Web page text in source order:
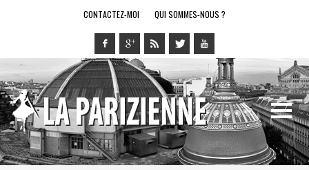
CONTACTEZ-MOI QUI SOMMES-NOUS ?